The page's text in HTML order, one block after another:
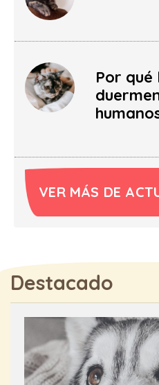
Por
VER MÁS DE
Destacado